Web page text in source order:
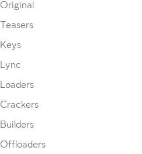
Original
Teasers
Keys
Lync
Loaders
Crackers
Builders
Offloaders